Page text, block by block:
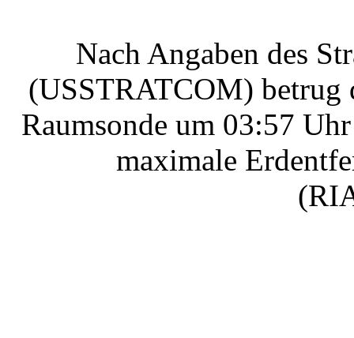
Nach Angaben des
(USSTRATCOM) betrug
Raumsonde um 03:57
maximale